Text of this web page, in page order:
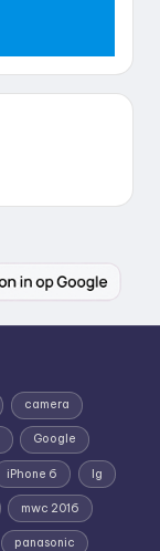
camera
Google
iPhone 6 lg
mwc 2016
panasonic